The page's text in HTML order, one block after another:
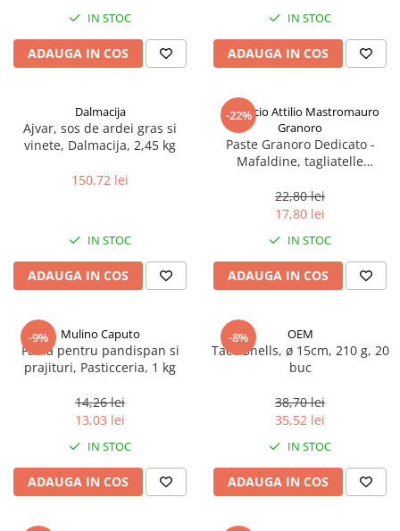
Spania / Cipru / Africa
Sare de mare din Oceanele Pacific
Sare de roca
Sare speciala
Specialitati din ulei
Terine si placinte
Uleiuri Premium
Uleiuri speciale/presate la rece
Ulei de masline extravirgin
Ulei Gegenbauer
Ulei Huilerie Beaujolaise
Ulei Wiberg Gastro
Prajitore paine
Gratare
IN STOC
ADAUGA IN COS
IN STOC
ADAUGA IN COS
Dalmacija
Ajvar, sos de ardei gras si
vinete, Dalmacija, 2,45 kg
150,72 lei
IN STOC
ADAUGA IN COS
-22%
Pastificio Attilio Mastromauro
Granoro
Paste Granoro Dedicato -
Mafaldine, tagliatelle
22,80 lei
17,80 lei
IN STOC
ADAUGA IN COS
-9% Mulino Caputo
Faina pentru pandispan si
prajituri, Pasticceria, 1 kg
14,26 lei
13,03 lei
IN STOC
ADAUGA IN COS
-8% OEM
Taco Shells, ø 15cm, 210 g, 20
buc
38,70 lei
35,52 lei
IN STOC
ADAUGA IN COS